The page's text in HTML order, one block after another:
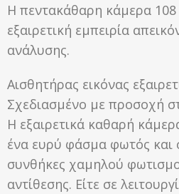
Η πεντακάθαρη κάμερα
εξαιρετική εμπειρία
ανάλυσης.
Αισθητήρας εικόνας
Σχεδιασμένο με προσοχή
Η εξαιρετικά καθαρή
ένα ευρύ φάσμα φωτός και
συνθήκες χαμηλού
αντίθεσης. Είτε σε